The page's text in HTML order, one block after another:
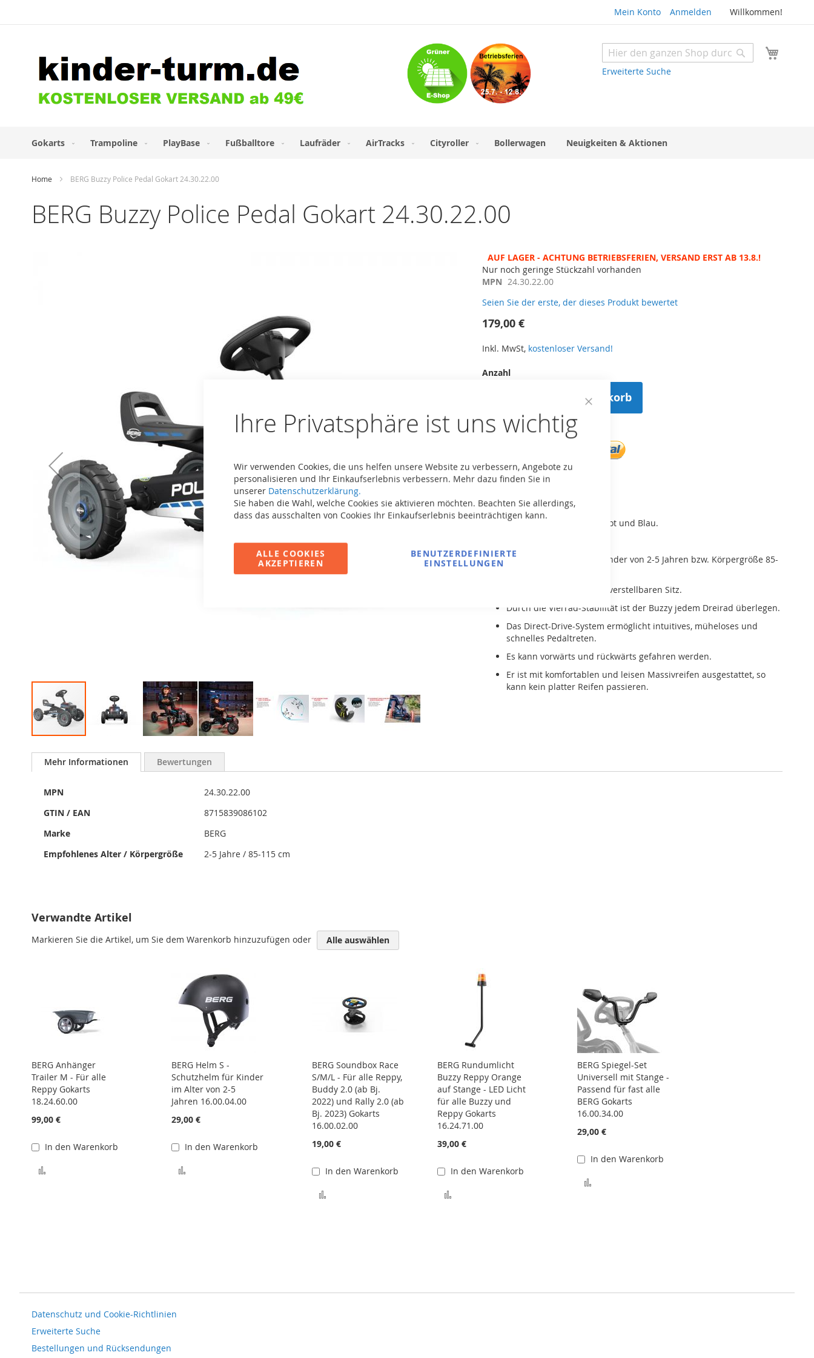
Ihre Privatsphäre ist uns wichtig
Wir verwenden Cookies, die uns helfen unsere Website zu verbessern, Angebote zu
personalisieren und Ihr Einkaufserlebnis verbessern. Mehr dazu finden Sie in
unserer Datenschutzerklärung.
Sie haben die Wahl, welche Cookies sie aktivieren möchten. Beachten Sie allerdings,
dass das ausschalten von Cookies Ihr Einkaufserlebnis beeinträchtigen kann.
ALLE COOKIES
AKZEPTIEREN
BENUTZERDEFINIERTE
EINSTELLUNGEN
Mein Konto Anmelden Willkommen!
Suche
Erweiterte Suche
Suche
Gokarts Trampoline PlayBase Fußballtore Laufräder AirTracks Cityroller Bollerwagen Neuigkeiten & Aktionen
Home BERG Buzzy Police Pedal Gokart 24.30.22.00
BERG Buzzy Police Pedal Gokart 24.30.22.00
Anfang
springen
AUF LAGER - ACHTUNG BETRIEBSFERIEN, VERSAND ERST AB 13.8.!
Nur noch geringe Stückzahl vorhanden
MPN 24.30.22.00
Seien Sie der erste, der dieses Produkt bewertet
179,00 €
Inkl. MwSt, kostenloser Versand!
Anzahl
In den Warenkorb
Inklusive Blinklichter in Rot und Blau.
Der BERG Buzzy ist für Kinder von 2-5 Jahren bzw. Körpergröße 85-
Er wächst mit durch den verstellbaren Sitz.
Durch die Vierrad-Stabilität ist der Buzzy jedem Dreirad überlegen.
Das Direct-Drive-System ermöglicht intuitives, müheloses und
schnelles Pedaltreten.
Es kann vorwärts und rückwärts gefahren werden.
Er ist mit komfortablen und leisen Massivreifen ausgestattet, so
kann kein platter Reifen passieren.
Mehr Informationen
Mehr
MPN
24.30.22.00
GTIN / EAN
8715839086102
Marke
BERG
Empfohlenes Alter / Körpergröße
2-5 Jahre / 85-115 cm
Bewertungen
Verwandte Artikel
Markieren Sie die Artikel, um Sie dem Warenkorb hinzuzufügen oder Alle auswählen
BERG Anhänger
Trailer M - Für alle
Reppy Gokarts
18.24.60.00
99,00 €
In den Warenkorb
BERG Helm S -
Schutzhelm für Kinder
im Alter von 2-5
Jahren 16.00.04.00
29,00 €
In den Warenkorb
Zur Vergleichsliste hinzufügen
BERG Soundbox Race
S/M/L - Für alle Reppy,
Buddy 2.0 (ab Bj.
2022) und Rally 2.0 (ab
Bj. 2023) Gokarts
16.00.02.00
19,00 €
In den Warenkorb
Zur Vergleichsliste hinzufügen
BERG Rundumlicht
Buzzy Reppy Orange
auf Stange - LED Licht
für alle Buzzy und
Reppy Gokarts
16.24.71.00
39,00 €
In den Warenkorb
BERG Spiegel-Set
Universell mit Stange -
Passend für fast alle
BERG Gokarts
16.00.34.00
29,00 €
In den Warenkorb
Datenschutz und Cookie-Richtlinien
Erweiterte Suche
Bestellungen und Rücksendungen